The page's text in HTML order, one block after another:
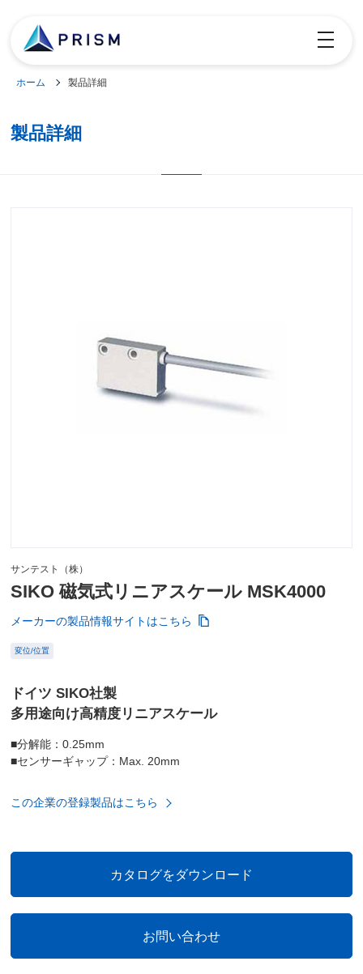
toggle
ホーム 製品詳細
製品詳細
サンテスト（株）
SIKO 磁気式リニアスケール MSK4000
メーカーの製品情報サイトはこちら
変位/位置
ドイツ SIKO社製
多用途向け高精度リニアスケール
■分解能：0.25mm
■センサーギャップ：Max. 20mm
この企業の登録製品はこちら